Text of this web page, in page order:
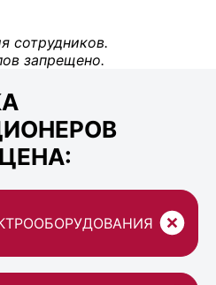
сотрудников.
запрещено.
ЦЕНА: